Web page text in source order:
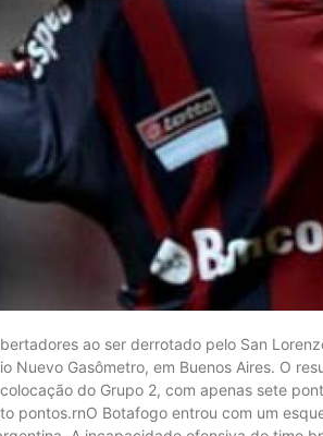
ao ser derrotado pelo San
Nuevo Gasômetro, em Buenos Aires. O
do Grupo 2, com apenas sete
pontos.rnO Botafogo entrou com um